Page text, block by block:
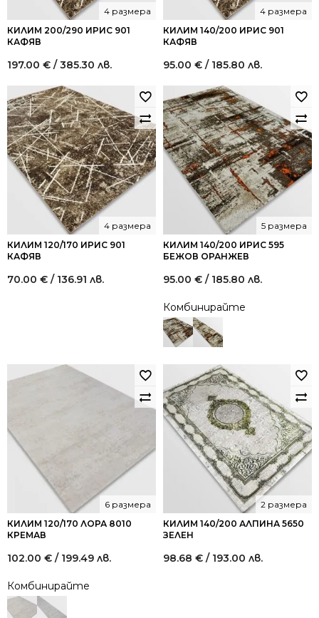
КИЛИМ 200/290 ИРИС 901
КАФЯВ
4 размера
197.00 € / 385.30 лв.
КИЛИМ 140/200 ИРИС 901
КАФЯВ
4 размера
95.00 € / 185.80 лв.
КИЛИМ 120/170 ИРИС 901
КАФЯВ
4 размера
70.00 € / 136.91 лв.
КИЛИМ 140/200 ИРИС 595
БЕЖОВ ОРАНЖЕВ
5 размера
95.00 € / 185.80 лв.
Комбинирайте
КИЛИМ 120/170 ЛОРА 8010
КРЕМАВ
6 размера
102.00 € / 199.49 лв.
Комбинирайте
КИЛИМ 140/200 АЛПИНА 5650
ЗЕЛЕН
2 размера
98.68 € / 193.00 лв.